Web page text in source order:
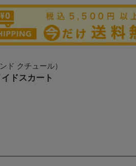
ド クチュール）
ドスカート